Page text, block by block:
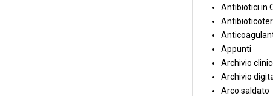
Antibiotici in
Appunti
Archivio
Archivio
Arco saldato